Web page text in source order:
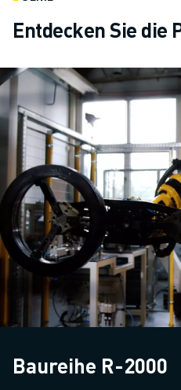
Entdecken Sie die
Baureihe R-2000